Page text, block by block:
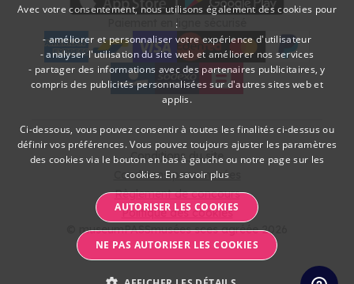
Paiement en ligne sécurisé
American Express
bancontact
visa
Edenred
mc
paypal
kbc
Sodexo Cultuurcheques
belfius
© museumPASSmusées sces agréée 2026
Conditions du site
Conditions pass musées
Règlement de concours
Politique des cookies
Avec votre consentement, nous utilisons également des cookies pour
:
- améliorer et personnaliser votre expérience d'utilisateur
- analyser l'utilisation du site web et améliorer nos services
- partager des informations avec des partenaires publicitaires, y
compris des publicités personnalisées sur d'autres sites web et
applis.
Ci-dessous, vous pouvez consentir à toutes les finalités ci-dessus ou
définir vos préférences. Vous pouvez toujours ajuster les paramètres
des cookies via le bouton en bas à gauche ou notre page sur les
cookies. En savoir plus
AUTORISER LES COOKIES
NE PAS AUTORISER LES COOKIES